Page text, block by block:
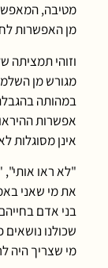
מטיבה,
מן האפשרות
וזוהי תמציתה
מגורש מן
במהותה
אפשרות
אינן מסוגלות
"לא ראו
את מי שאני
בני אדם
שכולנו
מי שצריך היה